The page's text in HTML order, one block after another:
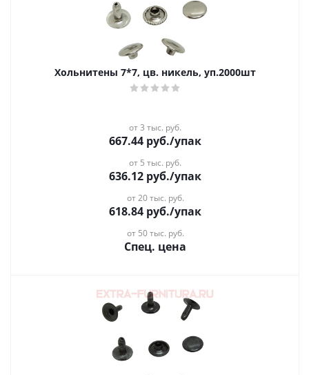
Хольнитены 7*7, цв. никель, уп.2000шт
от 3 тыс. руб.
667.44 руб./упак
от 5 тыс. руб.
636.12 руб./упак
от 20 тыс. руб.
618.84 руб./упак
от 50 тыс. руб.
Спец. цена